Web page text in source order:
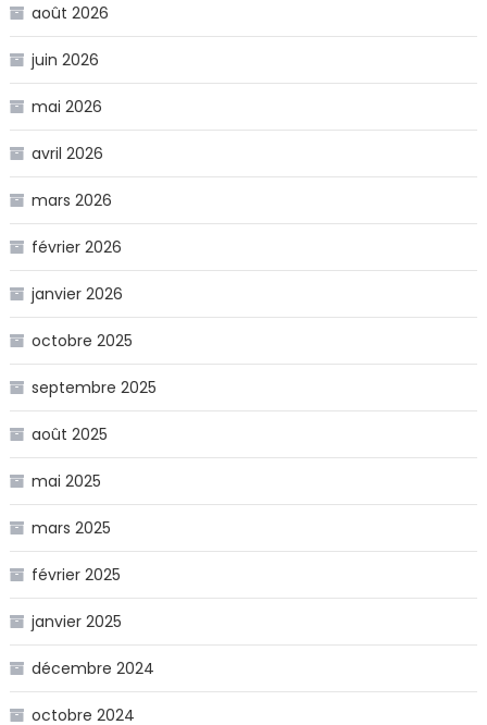
août 2026
juin 2026
mai 2026
avril 2026
mars 2026
février 2026
janvier 2026
octobre 2025
septembre 2025
août 2025
mai 2025
mars 2025
février 2025
janvier 2025
décembre 2024
octobre 2024